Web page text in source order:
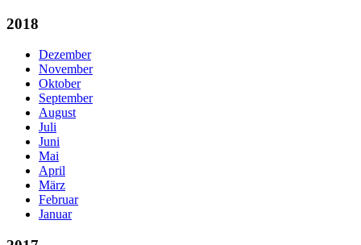
2018
Dezember
November
Oktober
September
August
Juli
Juni
Mai
April
März
Februar
Januar